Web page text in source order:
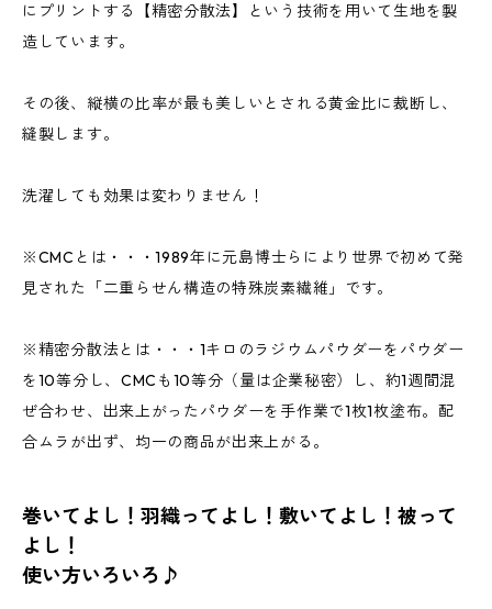
にプリントする【精密分散法】という技術を用いて生地を製
造しています。
その後、縦横の比率が最も美しいとされる黄金比に裁断し、
縫製します。
洗濯しても効果は変わりません！
※CMCとは・・・1989年に元島博士らにより世界で初めて発
見された「二重らせん構造の特殊炭素繊維」です。
※精密分散法とは・・・1キロのラジウムパウダーをパウダー
を10等分し、CMCも10等分（量は企業秘密）し、約1週間混
ぜ合わせ、出来上がったパウダーを手作業で1枚1枚塗布。配
合ムラが出ず、均一の商品が出来上がる。
巻いてよし！羽織ってよし！敷いてよし！被って
よし！
使い方いろいろ♪